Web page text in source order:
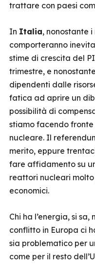
trattare con paesi
In Italia, nonostante
comporteranno
stime di crescita del
trimestre, e
dipendenti dalle
fatica ad aprire un
possibilità di
stiamo facendo fronte
nucleare. Il
merito, eppure
fare affidamento su
reattori nucleari
economici.
Chi ha l’energia, si
conflitto in Europa ci
sia problematico per
come per il resto